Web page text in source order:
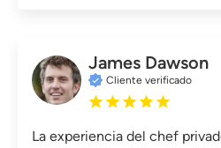
James Dawson
Cliente verificado
La experiencia del chef